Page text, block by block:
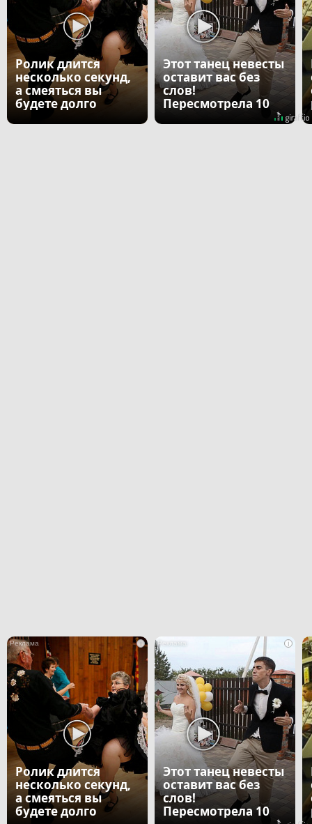
Ролик длится
несколько секунд,
а смеяться вы
будете долго
Этот танец невесты
оставит вас без
слов!
Пересмотрела 10
i
Ролик длится
несколько секунд,
а смеяться вы
будете долго
i
Этот танец невесты
оставит вас без
слов!
Пересмотрела 10